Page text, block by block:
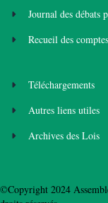
Journal des débats
Recueil des
Téléchargements
Autres liens utiles
Archives des Lois
©Copyright 2024